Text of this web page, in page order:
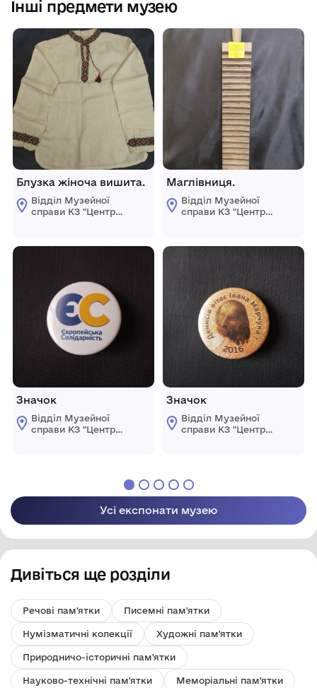
Інші предмети музею
Блузка жіноча вишита.
Відділ Музейної
справи КЗ "Центр
ради
Значок
Відділ Музейної
справи КЗ "Центр
Маглівниця.
Відділ Музейної
справи КЗ "Центр
ради
Значок
Відділ Музейної
справи КЗ "Центр
Усі експонати музею
Дивіться ще розділи
Речові пам'ятки Писемні пам'ятки
Нумізматичні колекції Художні пам'ятки
Природничо-історичні пам'ятки
Науково-технічні пам'ятки Меморіальні пам'ятки